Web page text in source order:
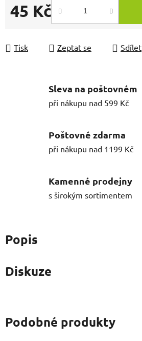
45 Kč
Měrná cena:
Tisk Zeptat se Sdílet
Sleva na poštovném
při nákupu nad 599 Kč
Poštovné zdarma
při nákupu nad 1199 Kč
Kamenné prodejny
s širokým sortimentem
Popis
Diskuze
Podobné produkty